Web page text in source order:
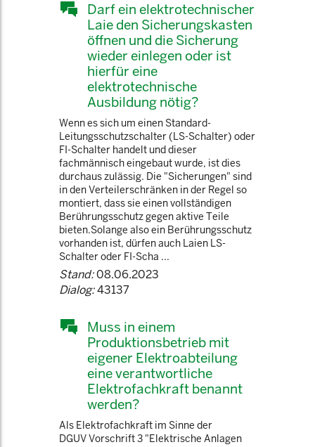
Darf ein elektrotechnischer
Laie den Sicherungskasten
öffnen und die Sicherung
wieder einlegen oder ist
hierfür eine
elektrotechnische
Ausbildung nötig?
Wenn es sich um einen Standard-
Leitungsschutzschalter (LS-Schalter) oder
FI-Schalter handelt und dieser
fachmännisch eingebaut wurde, ist dies
durchaus zulässig. Die "Sicherungen" sind
in den Verteilerschränken in der Regel so
montiert, dass sie einen vollständigen
Berührungsschutz gegen aktive Teile
bieten.Solange also ein Berührungsschutz
vorhanden ist, dürfen auch Laien LS-
Schalter oder FI-Scha ...
Stand:08.06.2023
Dialog:43137
Muss in einem
Produktionsbetrieb mit
eigener Elektroabteilung
eine verantwortliche
Elektrofachkraft benannt
werden?
Als Elektrofachkraft im Sinne der
DGUV Vorschrift 3 "Elektrische Anlagen